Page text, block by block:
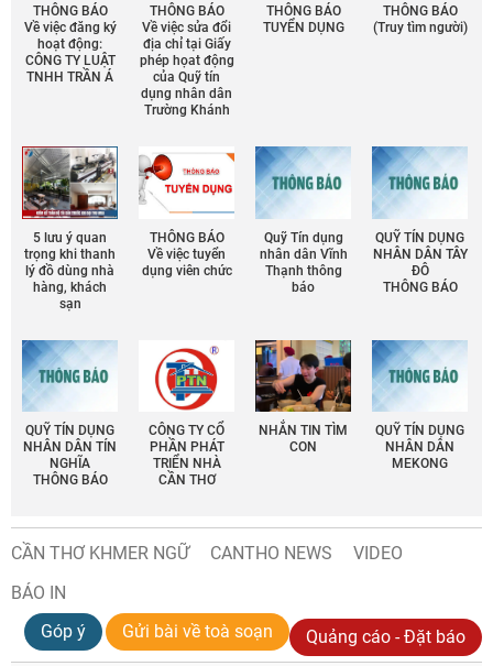
THÔNG BÁO
Về việc đăng ký
hoạt động:
CÔNG TY LUẬT
TNHH TRẦN Á
THÔNG BÁO
Về việc sửa đổi
địa chỉ tại Giấy
phép họat động
của Quỹ tín
dụng nhân dân
Trường Khánh
THÔNG BÁO
TUYỂN DỤNG
THÔNG BÁO
(Truy tìm người)
5 lưu ý quan
trọng khi thanh
lý đồ dùng nhà
hàng, khách
sạn
THÔNG BÁO
Về việc tuyển
dụng viên chức
Quỹ Tín dụng
nhân dân Vĩnh
Thạnh thông
báo
QUỸ TÍN DỤNG
NHÂN DÂN TÂY
ĐÔ
THÔNG BÁO
QUỸ TÍN DỤNG
NHÂN DÂN TÍN
NGHĨA
THÔNG BÁO
CÔNG TY CỔ
PHẦN PHÁT
TRIỂN NHÀ
CẦN THƠ
NHẮN TIN TÌM
CON
QUỸ TÍN DỤNG
NHÂN DÂN
MEKONG
CẦN THƠ KHMER NGỮ CANTHO NEWS
VIDEO
BÁO IN
Góp ý
Gửi bài về toà soạn Quảng cáo - Đặt báo